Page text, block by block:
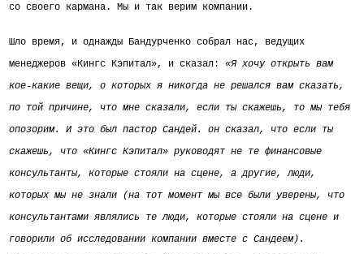
со своего кармана. Мы и так верим компании.
Шло время, и однажды Бандурченко собрал нас, ведущих
менеджеров «Кингс Кэпитал», и сказал: «Я хочу открыть вам
кое-какие вещи, о которых я никогда не решался вам сказать,
по той причине, что мне сказали, если ты скажешь, то мы тебя
опозорим. И это был пастор Сандей. он сказал, что если ты
скажешь, что «Кингс Кэпитал» руководят не те финансовые
консультанты, которые стояли на сцене, а другие, люди,
которых мы не знали (на тот момент мы все были уверены, что
консультантами являлись те люди, которые стояли на сцене и
говорили об исследовании компании вместе с Сандеем).